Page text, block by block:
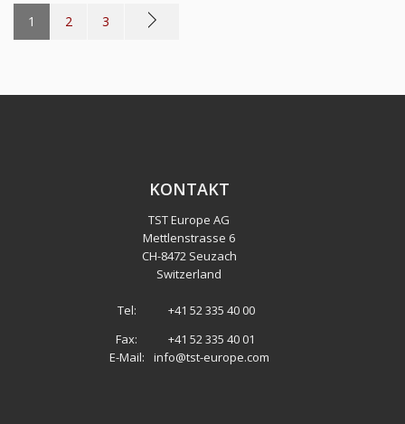
1 2 3
KONTAKT
TST Europe AG
Mettlenstrasse 6
CH-8472 Seuzach
Switzerland
Tel:
+41 52 335 40 00
Fax:
+41 52 335 40 01
E-Mail:
info@tst-europe.com